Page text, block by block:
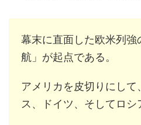
幕末に直面した欧米列強
航」が起点である。
アメリカを皮切りにし
ス、ドイツ、そしてロシ